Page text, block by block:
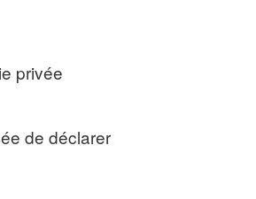
privée
de déclarer